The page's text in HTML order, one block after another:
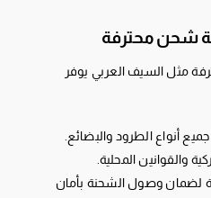
شحن محترفة
مثل السيف العربي يوفر
أنواع الطرود والبضائع.
والقوانين المحلية.
لضمان وصول الشحنة بأمان